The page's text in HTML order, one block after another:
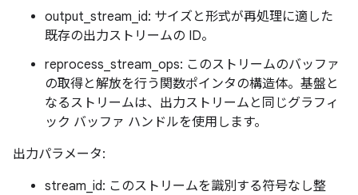
output_stream_id: サイズと形式が再処理に適した
既存の出力ストリームの ID。
reprocess_stream_ops: このストリームのバッファ
の取得と解放を行う関数ポインタの構造体。基盤と
なるストリームは、出力ストリームと同じグラフィ
ック バッファ ハンドルを使用します。
出力パラメータ:
stream_id: このストリームを識別する符号なし整